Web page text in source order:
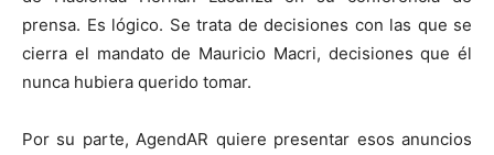
prensa. Es lógico. Se trata de decisiones con las que se
cierra el mandato de Mauricio Macri, decisiones que él
nunca hubiera querido tomar.
Por su parte, AgendAR quiere presentar esos anuncios